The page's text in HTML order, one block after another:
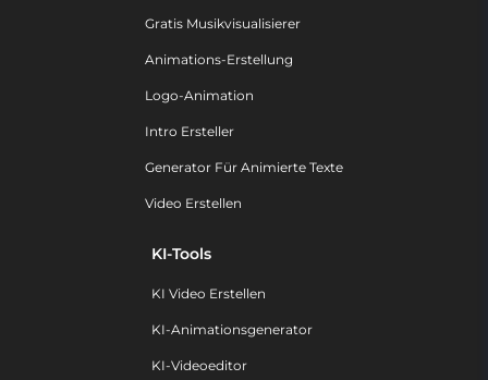
Gratis Musikvisualisierer
Animations-Erstellung
Logo-Animation
Intro Ersteller
Generator Für Animierte Texte
Video Erstellen
KI-Tools
KI Video Erstellen
KI-Animationsgenerator
KI-Videoeditor